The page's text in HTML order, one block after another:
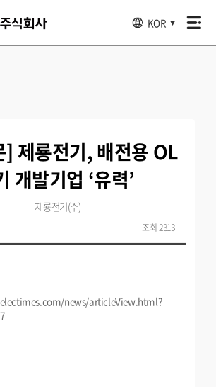
KOR ▼
제룡전기, 배전용 OL
개발기업 ‘유력’
제룡전기(주)
조회 2313
news/articleView.html?